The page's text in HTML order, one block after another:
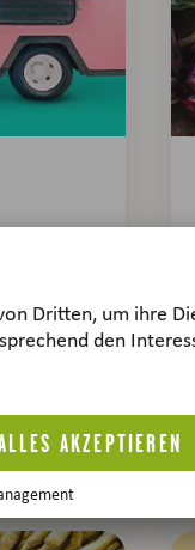
seit